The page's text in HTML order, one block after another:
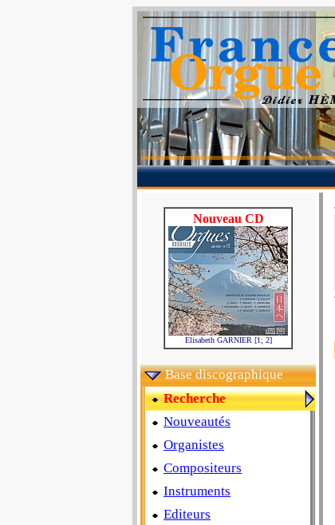
Nouveau CD
Elisabeth GARNIER [1; 2]
Base discographique
Recherche
Nouveautés
Organistes
Compositeurs
Instruments
Editeurs